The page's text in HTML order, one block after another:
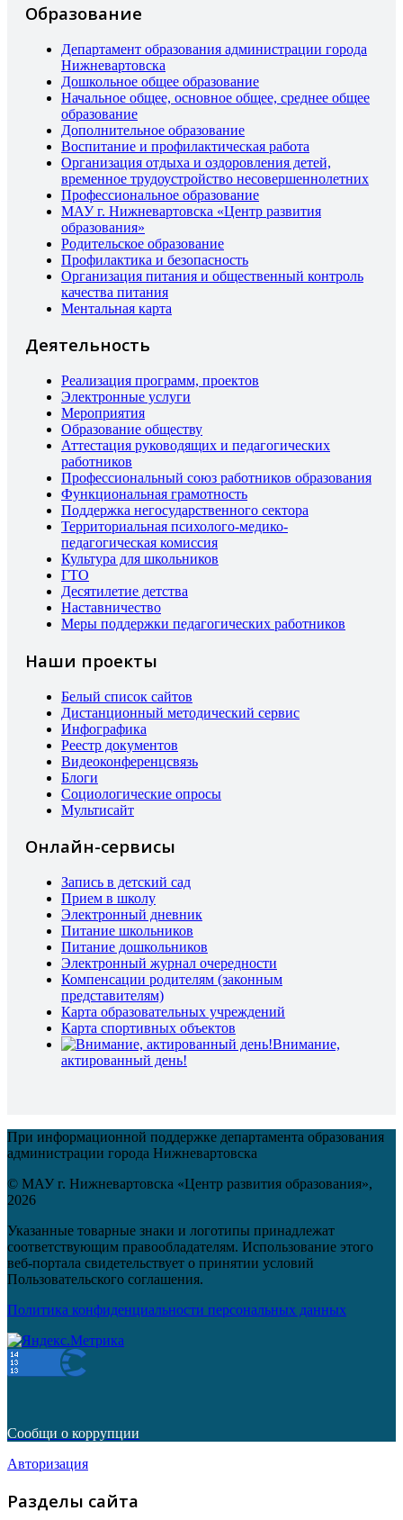
Образование
Департамент образования администрации города
Нижневартовска
Дошкольное общее образование
Начальное общее, основное общее, среднее общее
образование
Дополнительное образование
Воспитание и профилактическая работа
Организация отдыха и оздоровления детей,
временное трудоустройство несовершеннолетних
Профессиональное образование
МАУ г. Нижневартовска «Центр развития
образования»
Родительское образование
Профилактика и безопасность
Организация питания и общественный контроль
качества питания
Ментальная карта
Деятельность
Реализация программ, проектов
Электронные услуги
Мероприятия
Образование обществу
Аттестация руководящих и педагогических
работников
Профессиональный союз работников образования
Функциональная грамотность
Поддержка негосударственного сектора
Территориальная психолого-медико-
педагогическая комиссия
Культура для школьников
ГТО
Десятилетие детства
Наставничество
Меры поддержки педагогических работников
Наши проекты
Белый список сайтов
Дистанционный методический сервис
Инфографика
Реестр документов
Видеоконференцсвязь
Блоги
Социологические опросы
Мультисайт
Онлайн-сервисы
Запись в детский сад
Прием в школу
Электронный дневник
Питание школьников
Питание дошкольников
Электронный журнал очередности
Компенсации родителям (законным
представителям)
Карта образовательных учреждений
Карта спортивных объектов
Внимание,
актированный день!
При информационной поддержке департамента образования
администрации города Нижневартовска
© МАУ г. Нижневартовска «Центр развития образования»,
2026
Указанные товарные знаки и логотипы принадлежат
соответствующим правообладателям. Использование этого
веб-портала свидетельствует о принятии условий
Пользовательского соглашения.
Политика конфиденциальности персональных данных
Сообщи о коррупции
Авторизация
Разделы сайта